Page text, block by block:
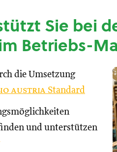
Sie bei
Betriebs-
die Umsetzung
austria Standard
und unterstützen